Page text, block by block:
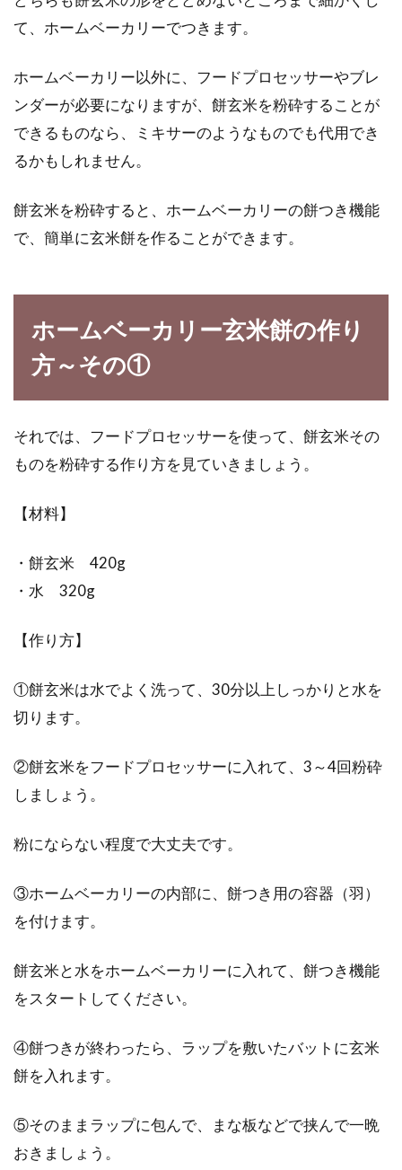
そうめんやうどんの栄養＆カロリー
暑い夏場は、食欲が減退しますよね。そんな時
は、「そうめん」や「うどん」などの麺類が、
豆腐の栄養・効果とは？豆腐の味噌
広く料理に使用されていますよね。そんな豆腐
の栄養素や...
海外でも人気の「和食」一食当り大
事なのはカロリーより質
て、ホームベーカリーでつきます。
ホームベーカリー以外に、フードプロセッサーやブレ
ンダーが必要になりますが、餅玄米を粉砕することが
できるものなら、ミキサーのようなものでも代用でき
るかもしれません。
餅玄米を粉砕すると、ホームベーカリーの餅つき機能
で、簡単に玄米餅を作ることができます。
ホームベーカリー玄米餅の作り
方～その①
それでは、フードプロセッサーを使って、餅玄米その
ものを粉砕する作り方を見ていきましょう。
【材料】
・餅玄米 420g
・水 320g
【作り方】
①餅玄米は水でよく洗って、30分以上しっかりと水を
切ります。
②餅玄米をフードプロセッサーに入れて、3～4回粉砕
しましょう。
粉にならない程度で大丈夫です。
③ホームベーカリーの内部に、餅つき用の容器（羽）
を付けます。
餅玄米と水をホームベーカリーに入れて、餅つき機能
をスタートしてください。
④餅つきが終わったら、ラップを敷いたバットに玄米
餅を入れます。
⑤そのままラップに包んで、まな板などで挟んで一晩
おきましょう。